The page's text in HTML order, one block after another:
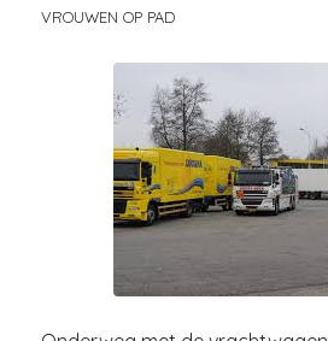
VROUWEN OP PAD